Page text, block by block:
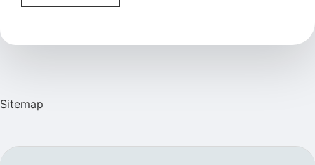
Eşitliği
Bakılır
Sitemap